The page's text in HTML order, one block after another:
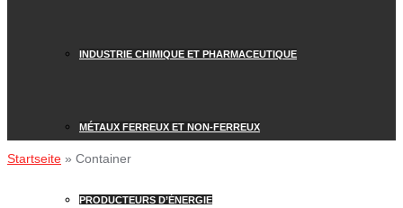
INDUSTRIE CHIMIQUE ET PHARMACEUTIQUE
MÉTAUX FERREUX ET NON-FERREUX
PRODUCTEURS D’ÉNERGIE
Startseite » Container